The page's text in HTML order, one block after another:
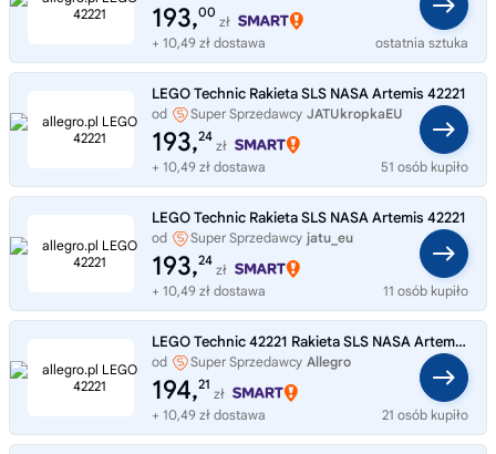
193,00
zł
+ 10,49 zł dostawa
ostatnia sztuka
LEGO Technic Rakieta SLS NASA Artemis 42221
od Super Sprzedawcy JATUkropkaEU
193,24
zł
+ 10,49 zł dostawa
51 osób kupiło
LEGO Technic Rakieta SLS NASA Artemis 42221
od Super Sprzedawcy jatu_eu
193,24
zł
+ 10,49 zł dostawa
11 osób kupiło
LEGO Technic 42221 Rakieta SLS NASA Artemis, klocki
od Super Sprzedawcy Allegro
194,21
zł
+ 10,49 zł dostawa
21 osób kupiło